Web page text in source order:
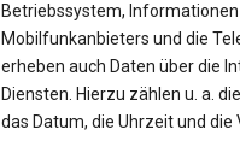
Betriebssystem,
Mobilfunkanbieters und die
erheben auch Daten über die
Diensten. Hierzu zählen u. a. die
das Datum, die Uhrzeit und die